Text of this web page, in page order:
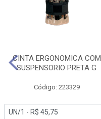
CINTA ERGONOMICA COM
SUSPENSORIO PRETA G
Código: 223329